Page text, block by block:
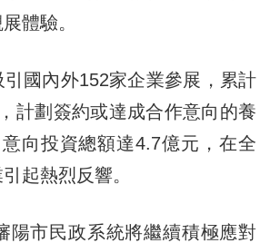
體驗。
內外152家企業參展，累計
計劃簽約或達成合作意向的養
向投資總額達4.7億元，在全
起熱烈反響。
市民政系統將繼續積極應對